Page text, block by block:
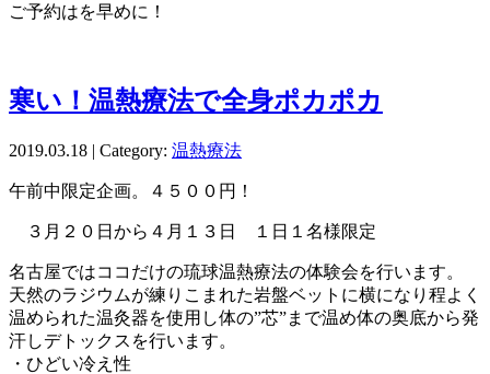
ご予約はを早めに！
寒い！温熱療法で全身ポカポカ
2019.03.18 | Category: 温熱療法
午前中限定企画。４５００円！
３月２０日から４月１３日 １日１名様限定
名古屋ではココだけの琉球温熱療法の体験会を行います。
天然のラジウムが練りこまれた岩盤ベットに横になり程よく
温められた温灸器を使用し体の”芯”まで温め体の奥底から発
汗しデトックスを行います。
・ひどい冷え性